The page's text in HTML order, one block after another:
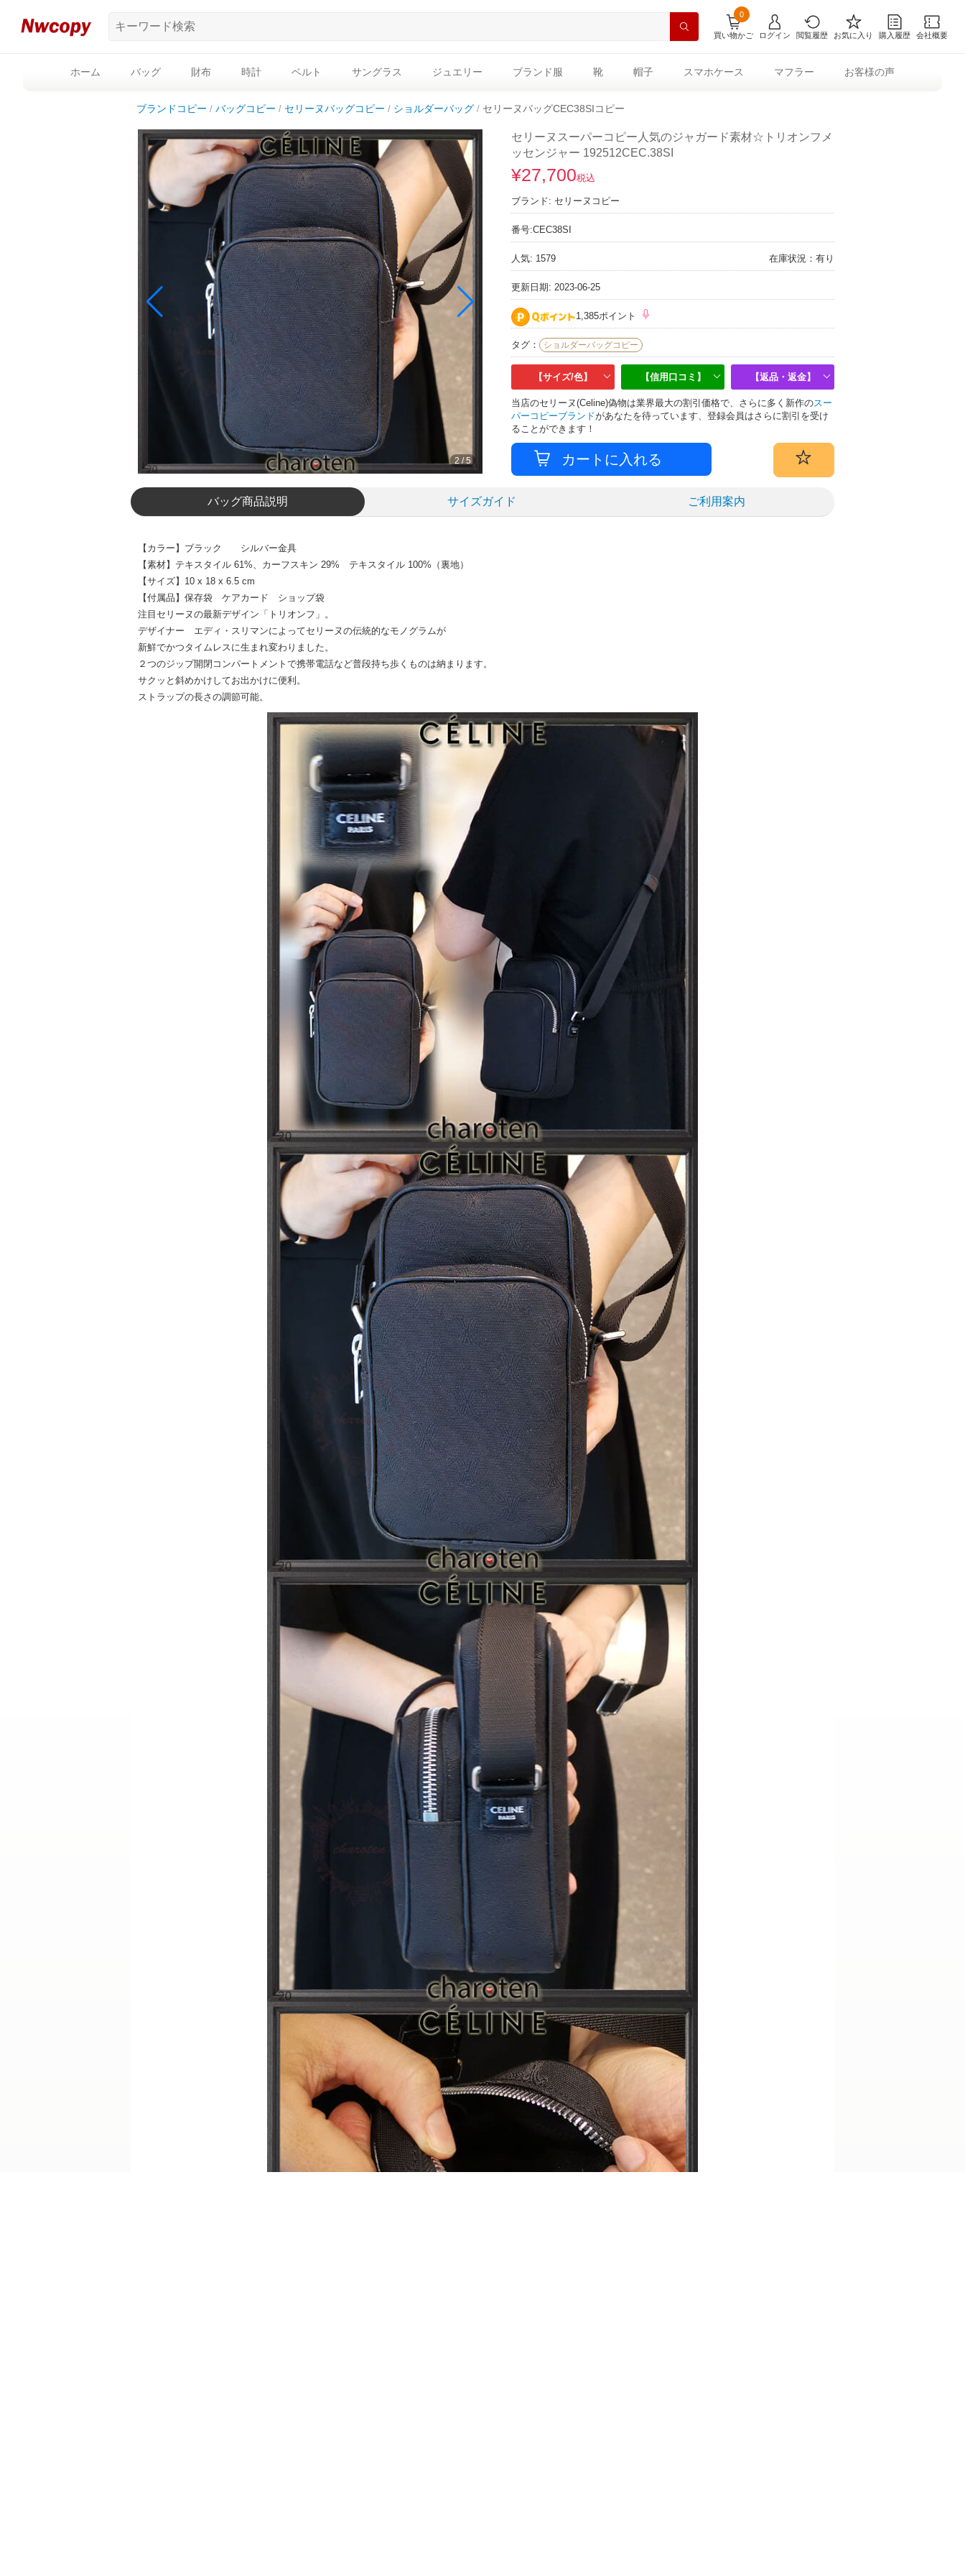
買い物かご
0
ログイン 閲覧履歴 お気に入り 購入履歴 会社概要
ホーム バッグ 財布 時計 ベルト サングラス ジュエリー ブランド服 靴 帽子 スマホケース マフラー お客様の声
ブランドコピー バッグコピー セリーヌバッグコピー ショルダーバッグ セリーヌバッグCEC38SIコピー
2 /5
セリーヌスーパーコピー人気のジャガード素材☆トリオンフメ
ッセンジャー 192512CEC.38SI
¥27,700税込
ブランド: セリーヌコピー
番号:CEC38SI
人気: 1579 在庫状況：有り
更新日期: 2023-06-25
1,385ポイント
タグ： ショルダーバッグコピー
【サイズ/色】 【信用口コミ】 【返品・返金】
当店のセリーヌ(Celine)偽物は業界最大の割引価格で、さらに多く新作のスー
パーコピーブランドがあなたを待っています、登録会員はさらに割引を受け
ることができます！
バッグ商品説明 サイズガイド ご利用案内
【カラー】ブラック シルバー金具
【素材】テキスタイル 61%、カーフスキン 29% テキスタイル 100%（裏地）
【サイズ】10 x 18 x 6.5 cm
【付属品】保存袋 ケアカード ショップ袋
注目セリーヌの最新デザイン「トリオンフ」。
デザイナー エディ・スリマンによってセリーヌの伝統的なモノグラムが
新鮮でかつタイムレスに生まれ変わりました。
２つのジップ開閉コンパートメントで携帯電話など普段持ち歩くものは納まります。
サクッと斜めかけしてお出かけに便利。
ストラップの長さの調節可能。